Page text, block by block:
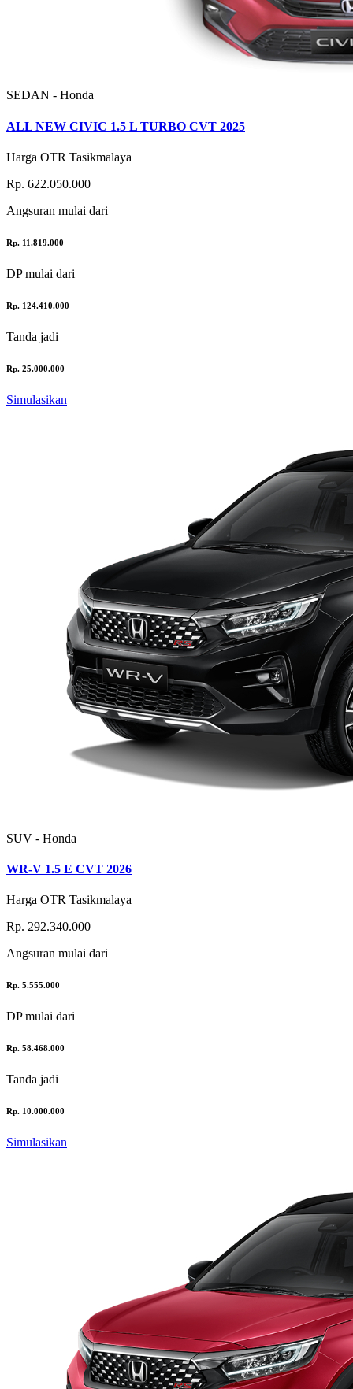
SEDAN - Honda
ALL NEW CIVIC 1.5 L TURBO CVT 2025
Harga OTR Tasikmalaya
Rp. 622.050.000
Angsuran mulai dari
Rp. 11.819.000
DPmulai dari
Rp. 124.410.000
Tanda jadi
Rp. 25.000.000
Simulasikan
SUV - Honda
WR-V 1.5 E CVT 2026
Harga OTR Tasikmalaya
Rp. 292.340.000
Angsuran mulai dari
Rp. 5.555.000
DPmulai dari
Rp. 58.468.000
Tanda jadi
Rp. 10.000.000
Simulasikan